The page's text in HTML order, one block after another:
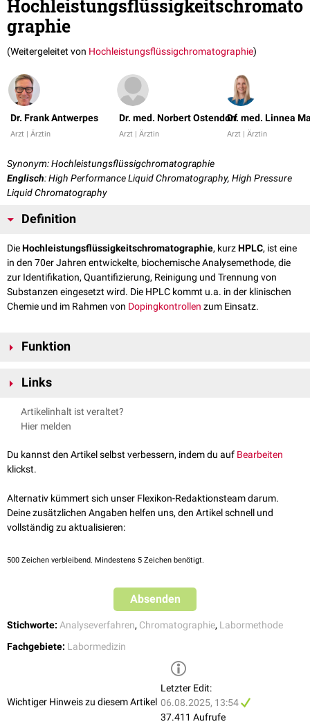
Hochleistungsflüssigkeitschromato
graphie
(Weitergeleitet von Hochleistungsflüssigchromatographie)
Dr. Frank Antwerpes
Arzt | Ärztin
Dr. med. Norbert Ostendorf
Arzt | Ärztin
Dr. med. Linnea
Arzt | Ärztin
Synonym: Hochleistungsflüssigchromatographie
Englisch: High Performance Liquid Chromatography, High Pressure
Liquid Chromatography
Definition
DieHochleistungsflüssigkeitschromatographie, kurzHPLC, ist eine
in den 70er Jahren entwickelte, biochemische Analysemethode, die
zur Identifikation, Quantifizierung, Reinigung und Trennung von
Substanzen eingesetzt wird. Die HPLC kommt u.a. in der klinischen
Chemie und im Rahmen von Dopingkontrollen zum Einsatz.
Funktion
aber deutlich schneller Ergebnisse. Die Probenflüssigkeit wird mittels
Trennsäule ("stationäre Phase") transportiert. Dabei werden die
Probenmoleküledurch Wechselwirkungen reversibel an die stationäre
stark mit der stationären Phase reagieren, werden die in der Probe
enthaltenen Substanzen voneinander getrennt.
Links
HPLC-Simulator
Artikelinhalt ist veraltet?
Hier melden
Du kannst den Artikel selbst verbessern, indem du auf Bearbeiten
klickst.
Alternativ kümmert sich unser Flexikon-Redaktionsteam darum.
Deine zusätzlichen Angaben helfen uns, den Artikel schnell und
vollständig zu aktualisieren:
500 Zeichen verbleibend. Mindestens 5 Zeichen benötigt.
Absenden
Stichworte: Analyseverfahren, Chromatographie, Labormethode
Fachgebiete: Labormedizin
Wichtiger Hinweis zu diesem Artikel
Letzter Edit:
06.08.2025, 13:54
37.411 Aufrufe